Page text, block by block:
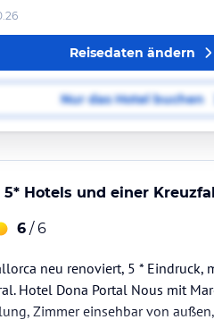
Reisedaten ändern
Nur das Hotel buchen
Hotels und einer
6 / 6
neu renoviert, 5 *
Hotel Dona Portal Nous mit
Zimmer einsehbar von